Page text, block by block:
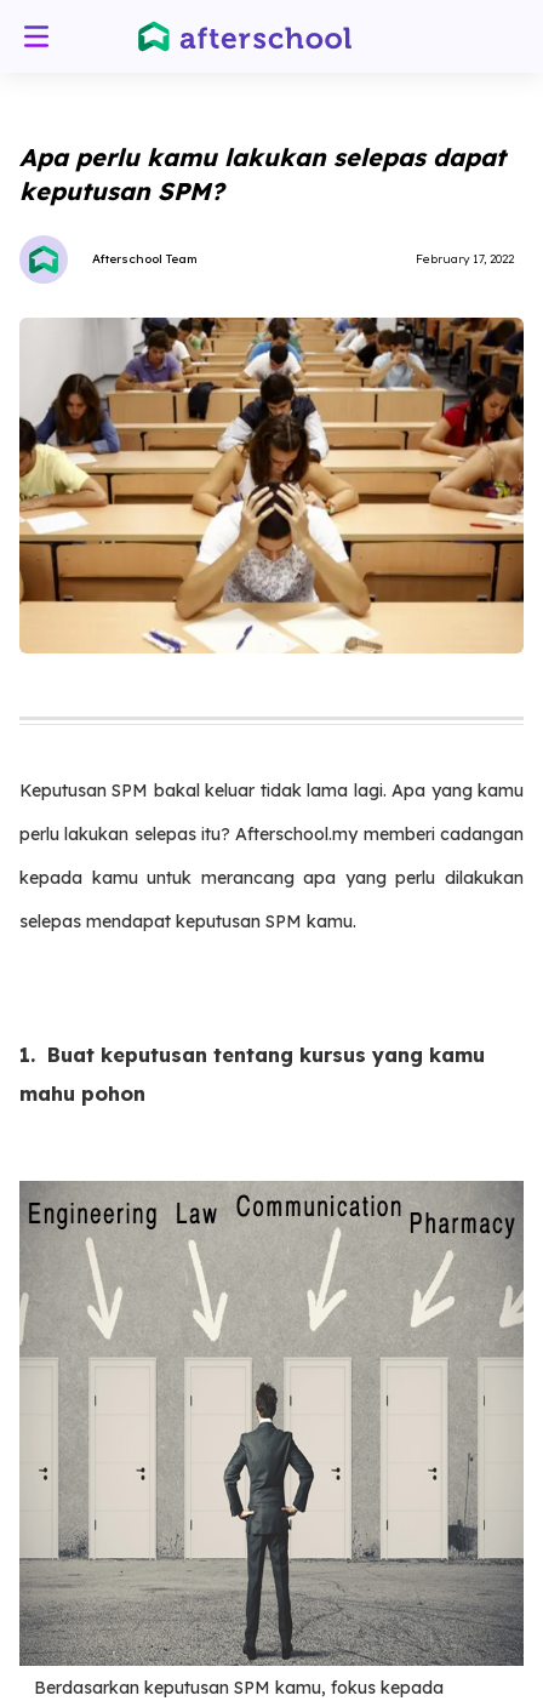
Apa perlu kamu lakukan selepas dapat
keputusan SPM?
Afterschool Team February 17, 2022
Keputusan SPM bakal keluar tidak lama lagi. Apa yang kamu
perlu lakukan selepas itu? Afterschool.my memberi cadangan
kepada kamu untuk merancang apa yang perlu dilakukan
selepas mendapat keputusan SPM kamu.
1. Buat keputusan tentang kursus yang kamu
mahu pohon
Berdasarkan keputusan SPM kamu, fokus kepada